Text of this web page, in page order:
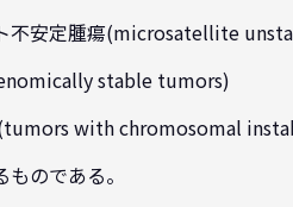
不安定腫瘍(microsatellite
stable tumors)
with chromosomal
のである。